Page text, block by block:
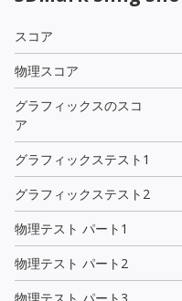
スコア
物理スコア
グラフィックスのスコ
ア
グラフィックステスト1
グラフィックステスト2
物理テスト パート1
物理テスト パート2
物理テスト パート3